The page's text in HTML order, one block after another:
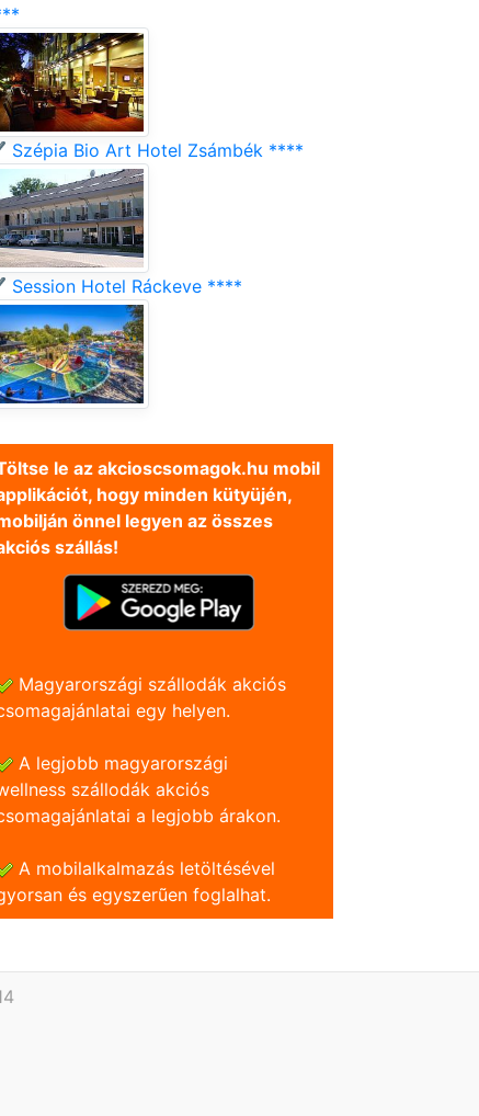
Bio Art Hotel Zsámbék ****
Hotel Ráckeve ****
le az akcioscsomagok.hu mobil
hogy minden kütyüjén,
önnel legyen az összes
szállás!
Magyarországi szállodák akciós
egy helyen.
A legjobb magyarországi
szállodák akciós
a legjobb árakon.
A mobilalkalmazás letöltésével
és egyszerũen foglalhat.